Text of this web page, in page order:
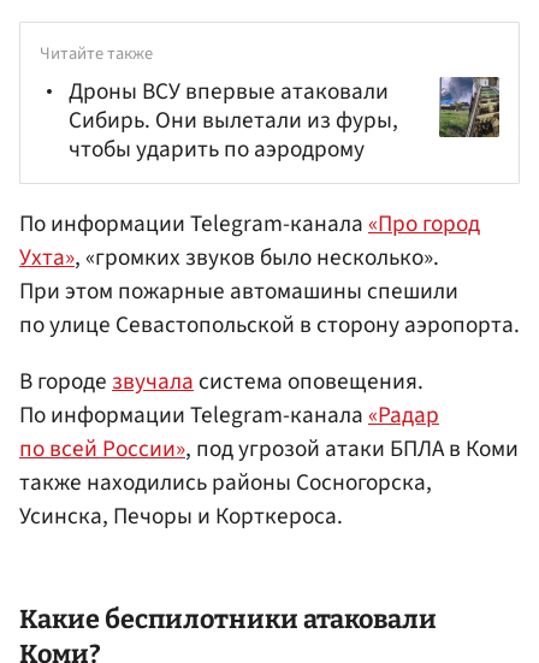
Читайте также
Дроны ВСУ впервые атаковали
Сибирь. Они вылетали из фуры,
чтобы ударить по аэродрому
По информации Telegram-канала«Про город
Ухта», «громких звуков было несколько».
При этом пожарные автомашины спешили
по улице Севастопольской в сторону аэропорта.
В городезвучаласистема оповещения.
По информации Telegram-канала«Радар
по всей России», под угрозой атаки БПЛА в Коми
также находились районы Сосногорска,
Усинска, Печоры и Корткероса.
Какие беспилотники атаковали
Коми?